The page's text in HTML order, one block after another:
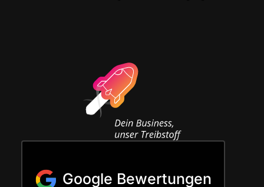
Google Bewertungen